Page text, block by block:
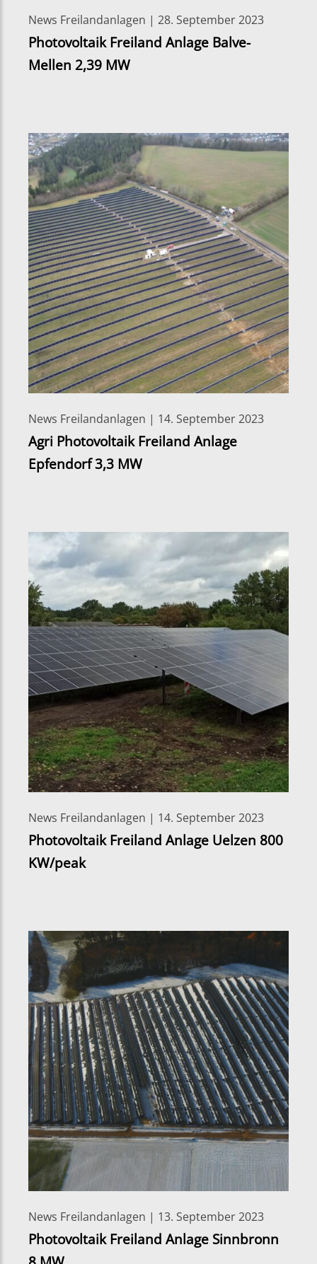
News Freilandanlagen | 28. September 2023
Photovoltaik Freiland Anlage Balve-
Mellen 2,39 MW
News Freilandanlagen | 14. September 2023
Agri Photovoltaik Freiland Anlage
Epfendorf 3,3 MW
News Freilandanlagen | 14. September 2023
Photovoltaik Freiland Anlage Uelzen 800
KW/peak
News Freilandanlagen | 13. September 2023
Photovoltaik Freiland Anlage Sinnbronn